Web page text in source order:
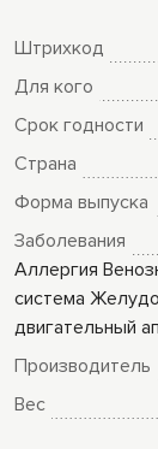
Штрихкод
Для кого
Срок годности
Страна
Форма выпуска
Заболевания
Аллергия
система
двигательный
Производитель
Вес